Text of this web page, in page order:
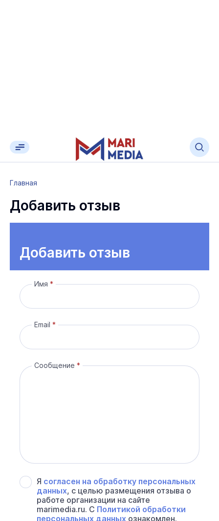
Главная
Добавить отзыв
Добавить отзыв
Имя
Email
Сообщение
Я согласен на обработку персональных
данных, с целью размещения отзыва о
работе организации на сайте
marimedia.ru. С Политикой обработки
персональных данных ознакомлен.